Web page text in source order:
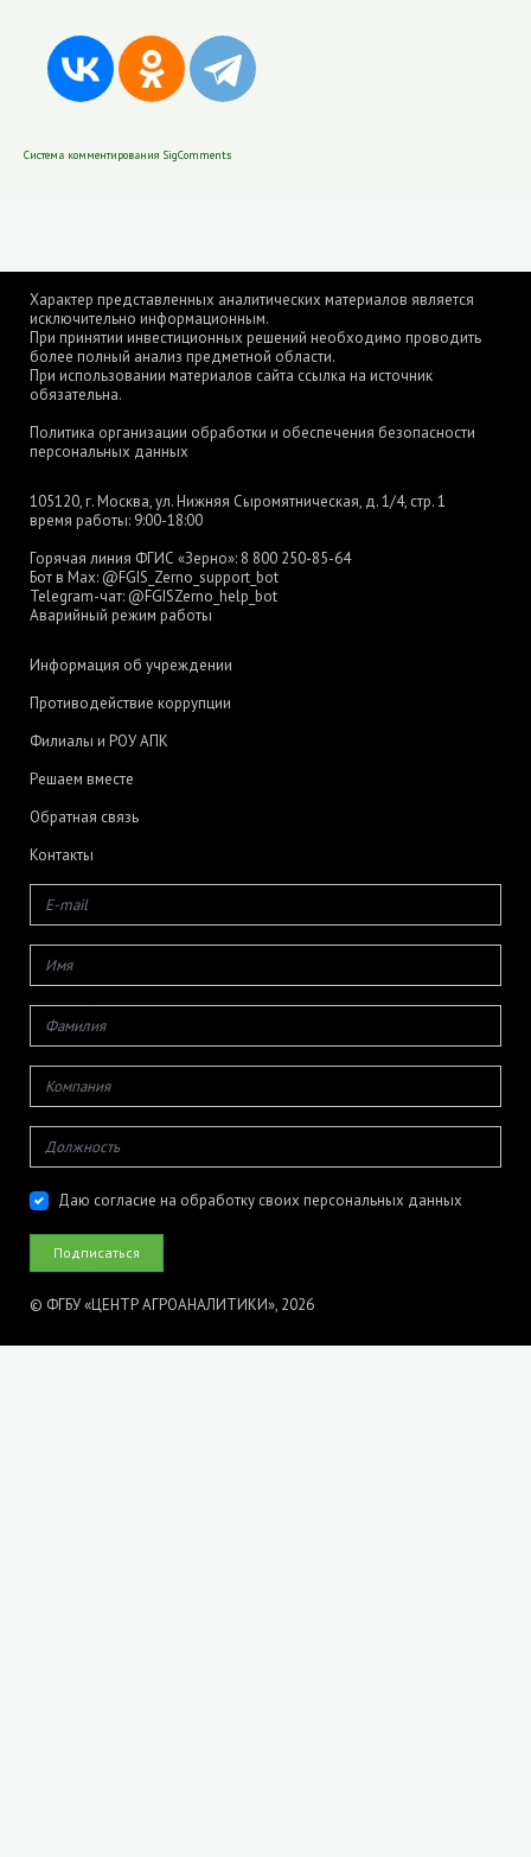
Система комментирования SigComments
Характер представленных аналитических материалов является
исключительно информационным.
При принятии инвестиционных решений необходимо проводить
более полный анализ предметной области.
При использовании материалов сайта ссылка на источник
обязательна.
Политика организации обработки и обеспечения безопасности
персональных данных
105120, г. Москва, ул. Нижняя Сыромятническая, д. 1/4, стр. 1
время работы: 9:00-18:00
Горячая линия ФГИС «Зерно»: 8 800 250-85-64
Бот в Max: @FGIS_Zerno_support_bot
Telegram-чат: @FGISZerno_help_bot
Аварийный режим работы
Информация об учреждении
Противодействие коррупции
Филиалы и РОУ АПК
Решаем вместе
Обратная связь
Контакты
Даю согласие на обработку своих персональных данных
© ФГБУ «ЦЕНТР АГРОАНАЛИТИКИ», 2026